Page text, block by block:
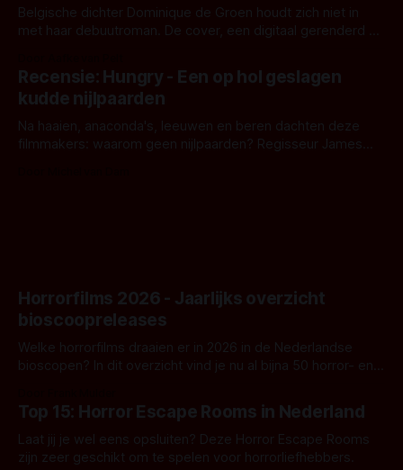
Belgische dichter Dominique de Groen houdt zich niet in
met haar debuutroman. De cover, een digitaal gerenderd en
achtergrond, belooft iets kleurrijks maar onheilspellends,
iets ongrijpbaars. En dat maakt De Groen met ieder woord
waar.
Recensie: Hungry - Een op hol geslagen
kudde nijlpaarden
Na haaien, anaconda's, leeuwen en beren dachten deze
filmmakers: waarom geen nijlpaarden? Regisseur James
Horrorfilms 2026 - Jaarlijks overzicht
bioscoopreleases
Welke horrorfilms draaien er in 2026 in de Nederlandse
bioscopen? In dit overzicht vind je nu al bijna 50 horror- en
Top 15: Horror Escape Rooms in Nederland
Laat jij je wel eens opsluiten? Deze Horror Escape Rooms
zijn zeer geschikt om te spelen voor horrorliefhebbers.